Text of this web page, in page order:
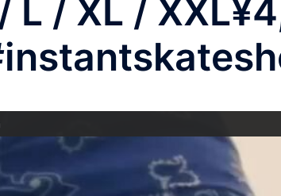
L / XL /